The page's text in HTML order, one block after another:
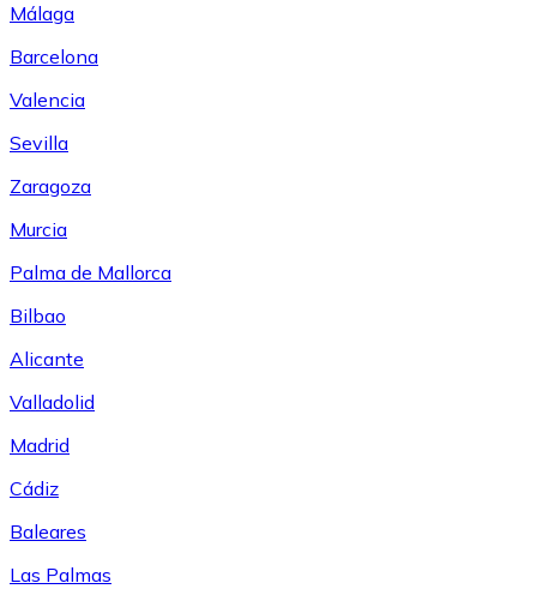
Málaga
Barcelona
Valencia
Sevilla
Zaragoza
Murcia
Palma de Mallorca
Bilbao
Alicante
Valladolid
Madrid
Cádiz
Baleares
Las Palmas